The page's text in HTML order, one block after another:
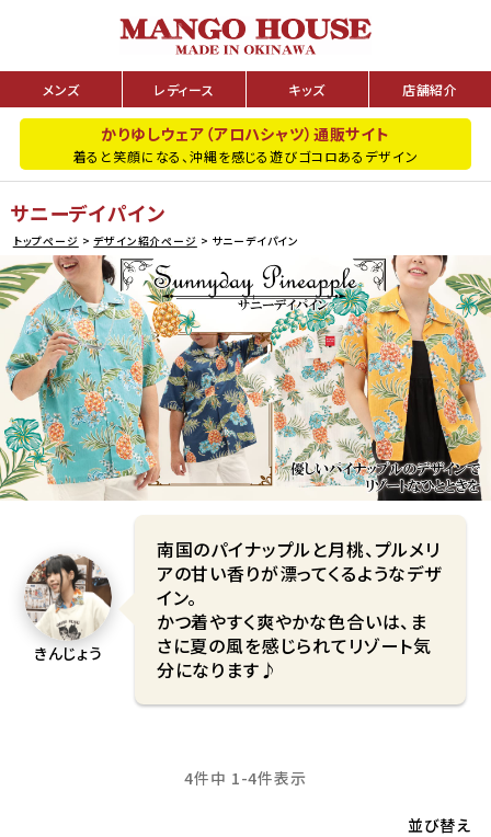
メンズ レディース キッズ 店舗紹介
かりゆしウェア（アロハシャツ）通販サイト
着ると笑顔になる、沖縄を感じる遊びゴコロあるデザイン
サニーデイパイン
トップページ デザイン紹介ページ サニーデイパイン
きんじょう
南国のパイナップルと月桃、プルメリ
アの甘い香りが漂ってくるようなデザ
イン。
かつ着やすく爽やかな色合いは、ま
さに夏の風を感じられてリゾート気
分になります♪
並び替え
4件中 1-4件表示